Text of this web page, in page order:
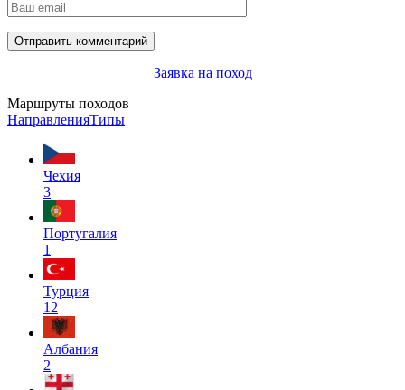
Заявка на поход
Маршруты походов
НаправленияТипы
Чехия
3
Португалия
1
Турция
12
Албания
2